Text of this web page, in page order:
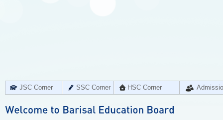
JSC Corner SSC Corner HSC Corner